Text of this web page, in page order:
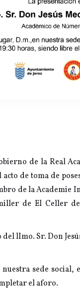
de la Real
de toma de
de la
de El Celler
lImo. Sr. Don
sede social,
el aforo.